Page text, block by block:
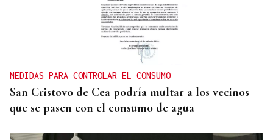
MEDIDAS PARA CONTROLAR EL CONSUMO
San Cristovo de Cea podría multar a los vecinos
que se pasen con el consumo de agua